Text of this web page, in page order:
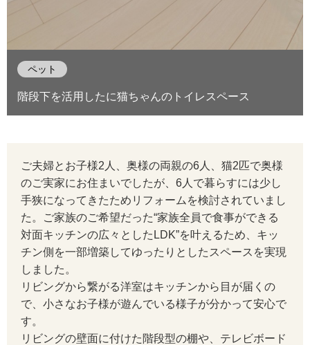
ペット
階段下を活用したに猫ちゃんのトイレスペース
ご夫婦とお子様2人、奥様の両親の6人、猫2匹で奥様
のご実家にお住まいでしたが、6人で暮らすには少し
手狭になってきたためリフォームを検討されていまし
た。ご家族のご希望だった“家族全員で食事ができる
対面キッチンの広々としたLDK”を叶えるため、キッ
チン側を一部増築してゆったりとしたスペースを実現
しました。
リビングから繋がる洋室はキッチンから目が届くの
で、小さなお子様が遊んでいる様子が分かって安心で
す。
リビングの壁面に付けた階段型の棚や、テレビボード